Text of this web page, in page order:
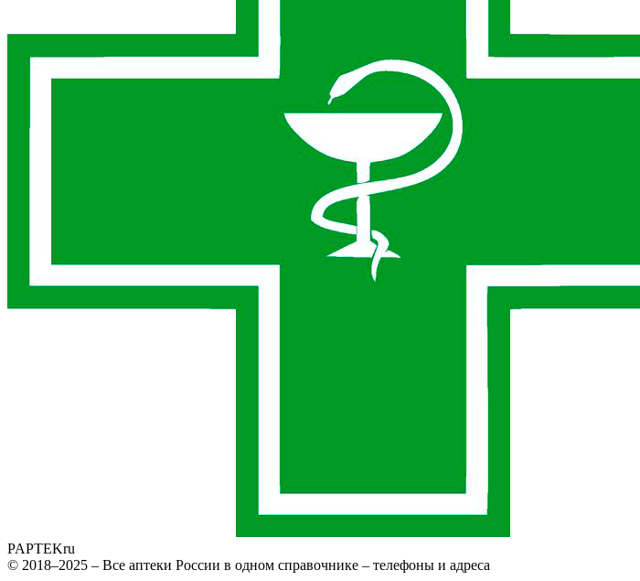
PAPTEKru
© 2018–2025 – Все аптеки России в одном справочнике – телефоны и адреса